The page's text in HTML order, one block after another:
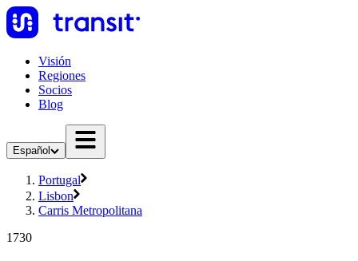
Visión
Regiones
Socios
Blog
Español
Portugal
Lisbon
Carris Metropolitana
1730